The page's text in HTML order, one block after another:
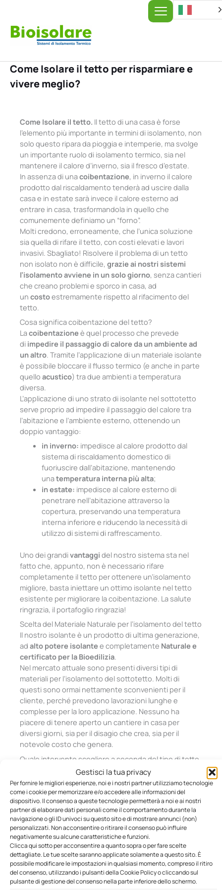
Gestisci la tua privacy
Per fornire le migliori esperienze, noi e i nostri partner utilizziamo tecnologie
come i cookie per memorizzare e/o accedere alle informazioni del
dispositivo. Il consenso a queste tecnologie permetterà a noi e ai nostri
partner di elaborare dati personali come il comportamento durante la
navigazione o gli ID univoci su questo sito e di mostrare annunci (non)
personalizzati. Non acconsentire o ritirare il consenso può influire
negativamente su alcune caratteristiche e funzioni.
Clicca qui sotto per acconsentire a quanto sopra o per fare scelte
dettagliate. Le tue scelte saranno applicate solamente a questo sito. È
possibile modificare le impostazioni in qualsiasi momento, compreso il ritiro
del consenso, utilizzando i pulsanti della Cookie Policy o cliccando sul
pulsante di gestione del consenso nella parte inferiore dello schermo.
contenuto
Come Isolare il tetto per risparmiare e
vivere meglio?
Come Isolare il tetto. Il tetto di una casa è forse
l’elemento più importante in termini di isolamento, non
solo questo ripara da pioggia e intemperie, ma svolge
un importante ruolo di isolamento termico, sia nel
mantenere il calore d’inverno, sia il fresco d’estate.
In assenza di unacoibentazione, in inverno il calore
prodotto dal riscaldamento tenderà ad uscire dalla
casa e in estate sarà invece il calore esterno ad
entrare in casa, trasformandola in quello che
comunemente definiamo un “forno”.
Molti credono, erroneamente, che l’unica soluzione
sia quella di rifare il tetto, con costi elevati e lavori
invasivi. Sbagliato! Risolvere il problema di un tetto
non isolato non è difficile, grazie ai nostri sistemi
l’isolamento avviene in un solo giorno, senza cantieri
che creano problemi e sporco in casa, ad
un costoestremamente rispetto al rifacimento del
tetto.
Cosa significa coibentazione del tetto?
Lacoibentazione è quel processo che prevede
di impedire il passaggio di calore da un ambiente ad
un altro. Tramite l’applicazione di un materiale isolante
è possibile bloccare il flusso termico (e anche in parte
quello acustico) tra due ambienti a temperatura
diversa.
L’applicazione di uno strato di isolante nel sottotetto
serve proprio ad impedire il passaggio del calore tra
l’abitazione e l’ambiente esterno, ottenendo un
doppio vantaggio:
in inverno: impedisce al calore prodotto dal
sistema di riscaldamento domestico di
fuoriuscire dall’abitazione, mantenendo
unatemperatura interna più alta;
in estate: impedisce al calore esterno di
penetrare nell’abitazione attraverso la
copertura, preservando una temperatura
interna inferiore e riducendo la necessità di
utilizzo di sistemi di raffrescamento.
Uno dei grandivantaggi del nostro sistema sta nel
fatto che, appunto, non è necessario rifare
completamente il tetto per ottenere un’isolamento
migliore, basta iniettare un ottimo isolante nel tetto
esistente per migliorare la coibentazione. La salute
ringrazia, il portafoglio ringrazia!
Scelta del Materiale Naturale per l’isolamento del tetto
Il nostro isolante è un prodotto di ultima generazione,
ad alto potere isolante e completamente Naturale e
certificato per la Bioedilizia.
Nel mercato attuale sono presenti diversi tipi di
materiali per l’isolamento del sottotetto. Molti di
questi sono ormai nettamente sconvenienti per il
cliente, perché prevedono lavorazioni lunghe e
complesse per la loro applicazione. Nessuno ha
piacere di tenere aperto un cantiere in casa per
diversi giorni, sia per il disagio che crea, sia per il
notevole costo che genera.
Quale intervento scegliere a seconda del tipo di tetto
Oltre che per le caratteristiche di isolamento e di
sostenibilità, il nostro isolante è conveniente perché
può essere applicato fondamentalmente suqualsiasi
tipologia di copertura esistente. Nel caso in cui sia
presente un sottotetto calpestabile, l’operatore potrà
procedere depositando uno strato di isolante in
questo ambiente. Nel caso in cui il sottotetto sia
invece completamente chiuso, si procederà a
praticare dei fori dall’interno per iniettare l’isolante, i
fori verranno successivamente chiusi e tutto tornerà
alle condizioni estetiche iniziali.